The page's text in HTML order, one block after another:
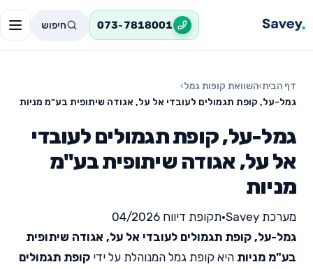
073-7818001 חיפוש
דף הבית›השוואת קופות גמל›
גמל-על, קופת תגמולים לעובדי אל על, אגודה שיתופית בע"מ מניות
גמל-על, קופת תגמולים לעובדי
אל על, אגודה שיתופית בע"מ
מניות
מערכת Savey •תקופת דיווח 04/2026
גמל-על, קופת תגמולים לעובדי אל על, אגודה שיתופית
בע"מ מניות היא קופת גמל המנוהלת על ידי קופת תגמולים